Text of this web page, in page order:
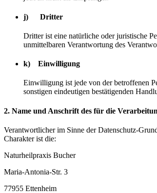
j) Dritter
Dritter ist eine natürliche oder juristische
unmittelbaren Verantwortung des
k) Einwilligung
Einwilligung ist jede von der betroffenen
sonstigen eindeutigen bestätigenden
2. Name und Anschrift des für die
Verantwortlicher im Sinne der Datenschutz-
Charakter ist die:
Naturheilpraxis Bucher
Maria-Antonia-Str. 3
77955 Ettenheim